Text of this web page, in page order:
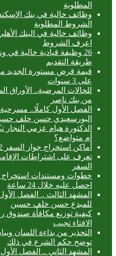
المطلوبة
وظائف خالية في بنك
الشروط المطلوبة
وظائف خالية في البنك
اعرف الشروط
26 وظيفة قيادية خالية
طريقة التقديم
قيمة قرض مستورة الجديد
على 3 سنوات
للحالات المرضية.. الأوراق
من بنك ناصر
الفصل الأول كاملًا.. مسرحية
البورسعيدي حسن خلف
الدكتورة هيام عزمي
أم متواضع؟
أماكن استخراج جواز السفر 2022 في القاهرة والجيزة
تعرف على اشتراطات الإقامة
السفر
احصل عليه خلال 24 ساعة
المشهد الثالث .. الفصل
للمبدع حسن خلف حسين
كيفية توزيع مكافأة صندوق
الافتاء تجيب
التحذير من بذاءة اللسان
توضح حكم الشرع في ذلك
المشهد الثاني .. الفصل